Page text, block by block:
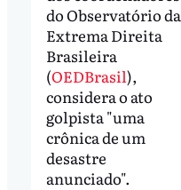
do Observatório da
Extrema Direita
Brasileira
(OEDBrasil),
considera o ato
golpista "uma
crônica de um
desastre
anunciado".